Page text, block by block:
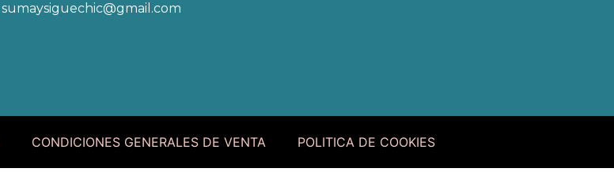
sumaysiguechic@gmail.com
CONDICIONES GENERALES DE VENTA POLITICA DE COOKIES